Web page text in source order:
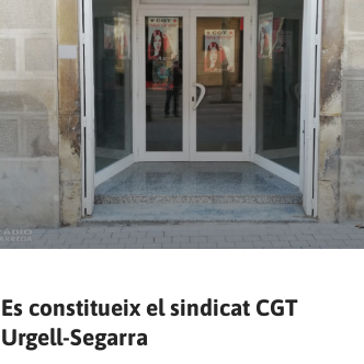
Es constitueix el sindicat CGT
Urgell-Segarra